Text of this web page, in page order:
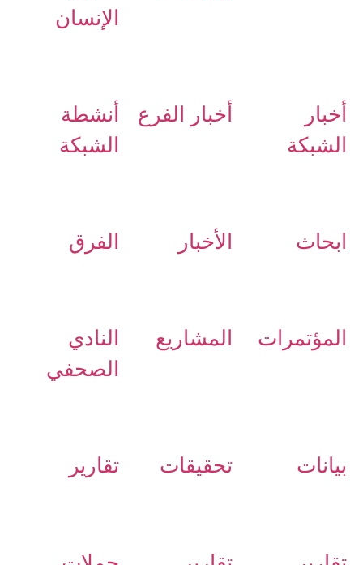
الإنسان
أخبار
الشبكة
أخبار الفرع
أنشطة
الشبكة
ابحاث الأخبار الفرق
المؤتمرات المشاريع
النادي
الصحفي
بيانات تحقيقات تقارير